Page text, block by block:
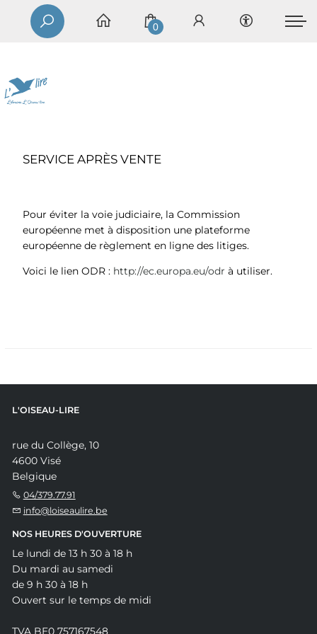
0
SERVICE APRÈS VENTE
Pour éviter la voie judiciaire, la Commission
européenne met à disposition une plateforme
européenne de règlement en ligne des litiges.
Voici le lien ODR : http://ec.europa.eu/odr à utiliser.
L'OISEAU-LIRE
rue du Collège, 10
4600 Visé
Belgique
04/379.77.91
info@loiseaulire.be
NOS HEURES D'OUVERTURE
Le lundi de 13 h 30 à 18 h
Du mardi au samedi
de 9 h 30 à 18 h
Ouvert sur le temps de midi
TVA BE0 757167548